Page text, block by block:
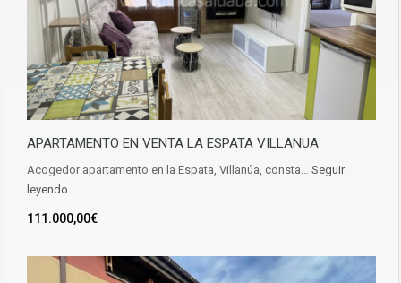
APARTAMENTO EN VENTA LA ESPATA VILLANUA
Acogedor apartamento en la Espata, Villanúa, consta… Seguir
leyendo
111.000,00€